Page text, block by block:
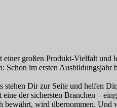
einer großen Produkt-Vielfalt und
Schon im ersten
stehen Dir zur Seite und helfen
der sichersten Branchen –
bewährt, wird übernommen.